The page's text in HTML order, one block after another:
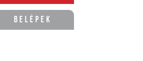
Belépek